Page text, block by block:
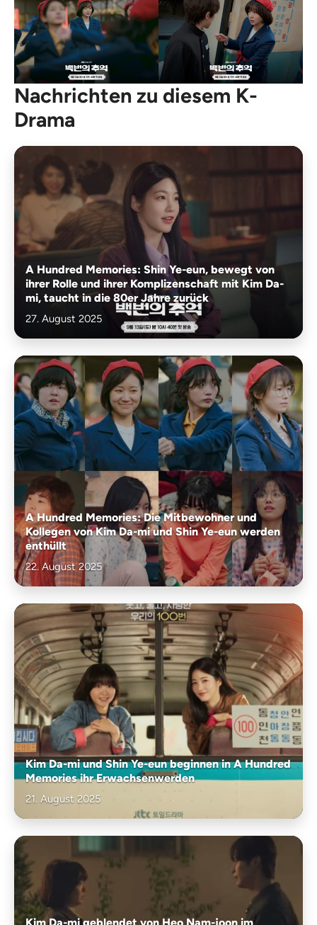
Nachrichten zu diesem K-
Drama
A Hundred Memories: Shin Ye-eun, bewegt von
ihrer Rolle und ihrer Komplizenschaft mit Kim Da-
mi, taucht in die 80er Jahre zurück
27. August 2025
A Hundred Memories: Die Mitbewohner und
Kollegen von Kim Da-mi und Shin Ye-eun werden
enthüllt
22. August 2025
Kim Da-mi und Shin Ye-eun beginnen in A Hundred
Memories ihr Erwachsenwerden
21. August 2025